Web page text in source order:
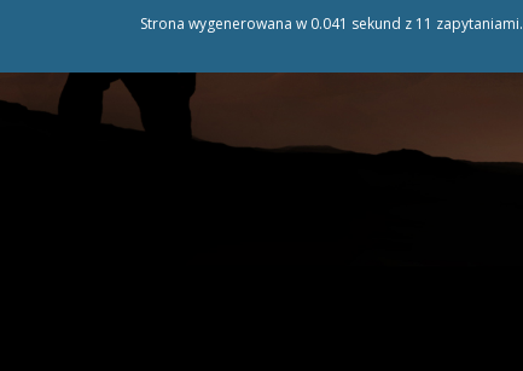
Strona wygenerowana w 0.041 sekund z 11 zapytaniami.